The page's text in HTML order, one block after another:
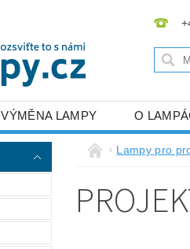
VÝMĚNA LAMPY O
Lampy pro